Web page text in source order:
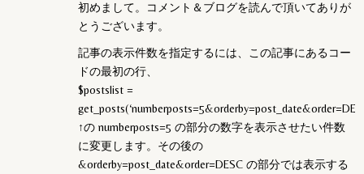
初めまして。コメント＆ブログを読んで頂いてありが
とうございます。
記事の表示件数を指定するには、この記事にあるコー
ドの最初の行、
$postslist =
↑の numberposts=5 の部分の数字を表示させたい件数
に変更します。その後の
&orderby=post_date&order=DESC の部分では表示する